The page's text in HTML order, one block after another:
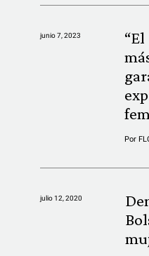
junio 7, 2023
Por
julio 12, 2020